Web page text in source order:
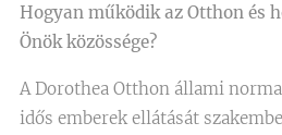
Hogyan működik az Otthon és
Önök közössége?
A Dorothea Otthon állami
idős emberek ellátását